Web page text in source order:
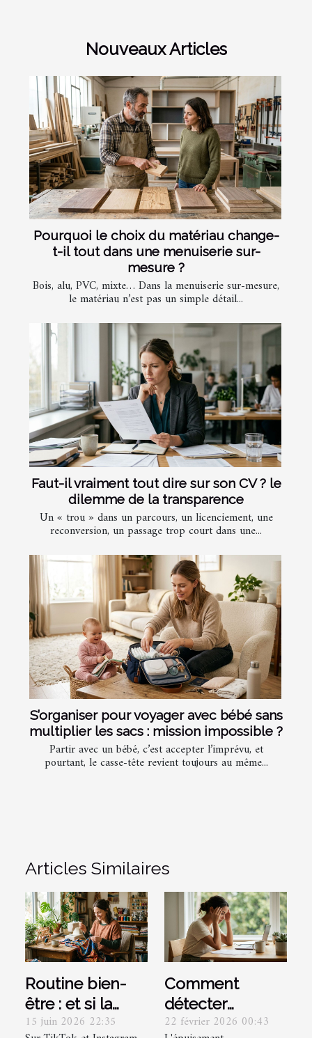
Nouveaux Articles
Pourquoi le choix du matériau change-
t-il tout dans une menuiserie sur-
mesure ?
Bois, alu, PVC, mixte… Dans la menuiserie sur-mesure,
le matériau n’est pas un simple détail...
Faut-il vraiment tout dire sur son CV ? le
dilemme de la transparence
Un « trou » dans un parcours, un licenciement, une
reconversion, un passage trop court dans une...
S’organiser pour voyager avec bébé sans
multiplier les sacs : mission impossible ?
Partir avec un bébé, c’est accepter l’imprévu, et
pourtant, le casse-tête revient toujours au même...
Articles Similaires
Routine bien-
être : et si la
création
15 juin 2026 22:35
Comment
détecter
l'épuisement
22 février 2026 00:43